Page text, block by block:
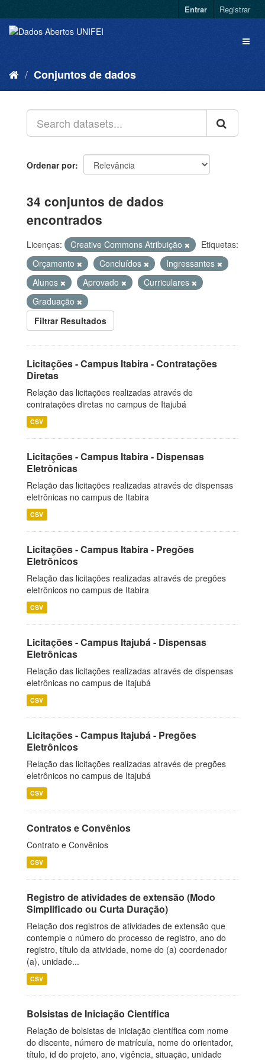
Entrar Registrar
Conjuntos de dados
Ordenar por
34 conjuntos de dados
encontrados
Licenças: Creative Commons Atribuição
Etiquetas:
Orçamento
Concluídos
Ingressantes
Alunos
Aprovado
Curriculares
Graduação
Filtrar Resultados
Licitações - Campus Itabira - Contratações
Diretas
Relação das licitações realizadas através de
contratações diretas no campus de Itajubá
CSV
Licitações - Campus Itabira - Dispensas
Eletrônicas
Relação das licitações realizadas através de dispensas
eletrônicas no campus de Itabira
CSV
Licitações - Campus Itabira - Pregões
Eletrônicos
Relação das licitações realizadas através de pregões
eletrônicos no campus de Itabira
CSV
Licitações - Campus Itajubá - Dispensas
Eletrônicas
Relação das licitações realizadas através de dispensas
eletrônicas no campus de Itajubá
CSV
Licitações - Campus Itajubá - Pregões
Eletrônicos
Relação das licitações realizadas através de pregões
eletrônicos no campus de Itajubá
CSV
Contratos e Convênios
Contrato e Convênios
CSV
Registro de atividades de extensão (Modo
Simplificado ou Curta Duração)
Relação dos registros de atividades de extensão que
contemple o número do processo de registro, ano do
registro, título da atividade, nome do (a) coordenador
(a), unidade...
CSV
Bolsistas de Iniciação Científica
Relação de bolsistas de iniciação científica com nome
do discente, número de matrícula, nome do orientador,
título, id do projeto, ano, vigência, situação, unidade